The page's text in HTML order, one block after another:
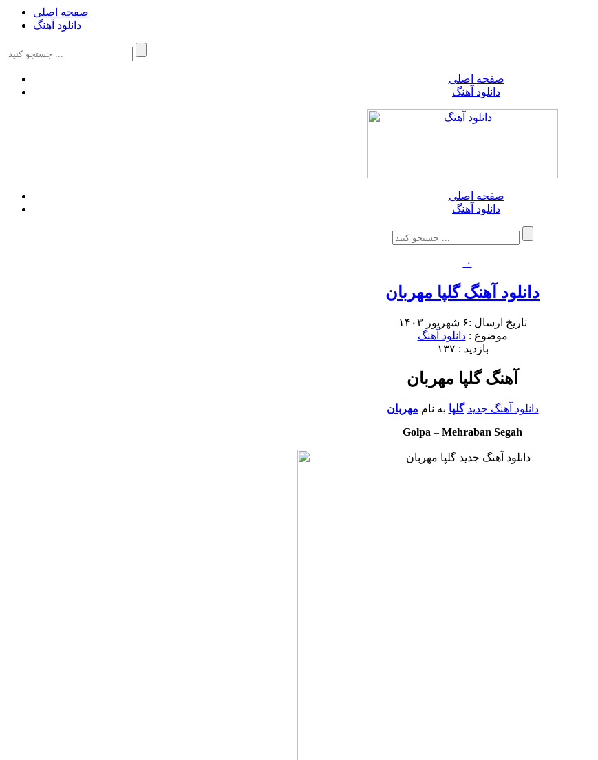
صفحه اصلی
دانلود آهنگ
صفحه اصلی
دانلود آهنگ
صفحه اصلی
دانلود آهنگ
۰
دانلود آهنگ گلپا مهربان
تاریخ ارسال :۶ شهریور ۱۴۰۳
موضوع :دانلود آهنگ
بازدید : ۱۳۷
آهنگ گلپا مهربان
دانلود آهنگ جدید گلپا به نام مهربان
Golpa – Mehraban Segah